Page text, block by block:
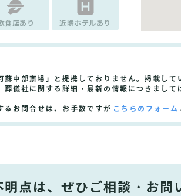
食店あり 近隣ホテルあり
中部斎場」と提携しておりません。掲載し
儀社に関する詳細・最新の情報につきまし
るお問合せは、お手数ですが こちらのフォーム
明点は、ぜひ ご相談・お問